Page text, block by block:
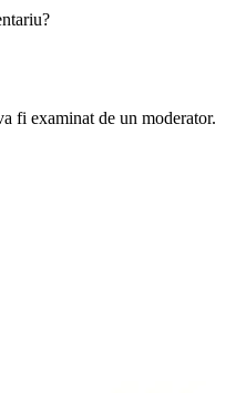
fi examinat de un moderator.